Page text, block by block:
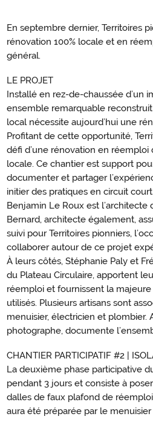
En septembre dernier, Territoires
rénovation 100% locale et en
général.
LE PROJET
Installé en rez-de-chaussée d’un
ensemble remarquable
local nécessite aujourd’hui une
Profitant de cette opportunité,
défi d’une rénovation en réemploi
locale. Ce chantier est support
documenter et partager
initier des pratiques en circuit court.
Benjamin Le Roux est l’architecte
Bernard, architecte également,
suivi pour Territoires pionniers,
collaborer autour de ce projet
À leurs côtés, Stéphanie Paly et
du Plateau Circulaire, apportent
réemploi et fournissent la
utilisés. Plusieurs artisans sont
menuisier, électricien et plombier.
photographe, documente
CHANTIER PARTICIPATIF #2 |
La deuxième phase participative
pendant 3 jours et consiste à
dalles de faux plafond de
aura été préparée par le